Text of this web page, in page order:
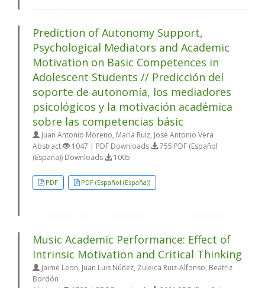
Prediction of Autonomy Support,
Psychological Mediators and Academic
Motivation on Basic Competences in
Adolescent Students // Predicción del
soporte de autonomía, los mediadores
psicológicos y la motivación académica
sobre las competencias básic
Juan Antonio Moreno, María Ruiz, José Antonio Vera
Abstract
1047 | PDF Downloads
755 PDF (Español
(España)) Downloads
1005
PDF PDF (Español (España))
Music Academic Performance: Effect of
Intrinsic Motivation and Critical Thinking
Jaime Leon, Juan Luis Núñez, Zuleica Ruiz-Alfonso, Beatriz
Bordón